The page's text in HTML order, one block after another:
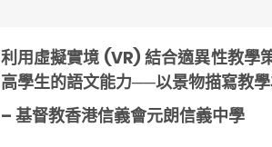
利用虛擬實境 (VR) 結合適異性教學
高學生的語文能力──以景物描寫教
– 基督教香港信義會元朗信義中學